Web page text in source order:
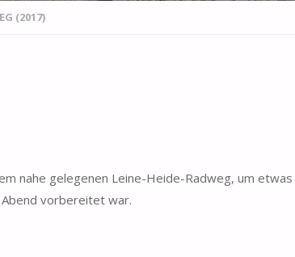
(2017)
nahe gelegenen Leine-Heide-Radweg, um
vorbereitet war.